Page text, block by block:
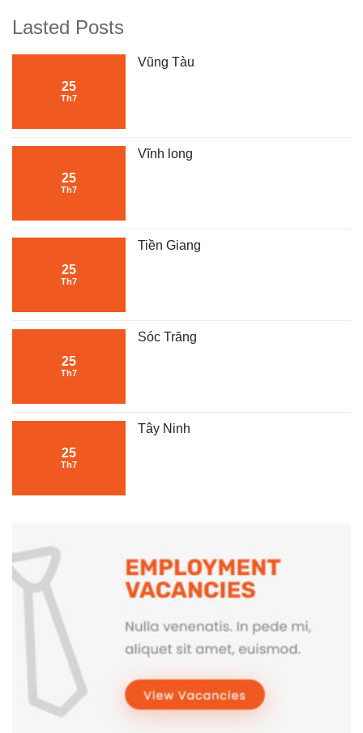
Lasted Posts
25
Th7
Vũng Tàu
25
Th7
Vĩnh long
25
Th7
Tiền Giang
25
Th7
Sóc Trăng
25
Th7
Tây Ninh